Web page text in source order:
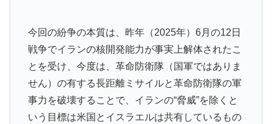
今回の紛争の本質は、昨年（2025年）6月の12日
戦争でイランの核開発能力が事実上解体されたこ
とを受け、今度は、革命防衛隊（国軍ではありま
せん）の有する長距離ミサイルと革命防衛隊の軍
事力を破壊することで、イランの“脅威”を除くと
いう目標は米国とイスラエルは共有しているもの